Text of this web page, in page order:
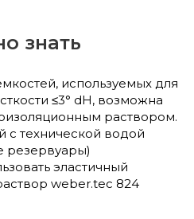
знать
используемых для
≤3° dH, возможна
раствором.
с технической водой
резервуары)
эластичный
weber.tec 824